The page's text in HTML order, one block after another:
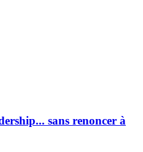
sans renoncer à